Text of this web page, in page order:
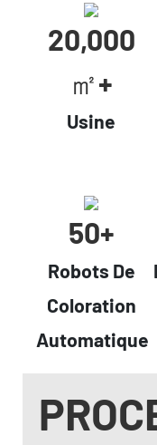
20,000
㎡+
Usine
50+
Robots De
Coloration
Automatique